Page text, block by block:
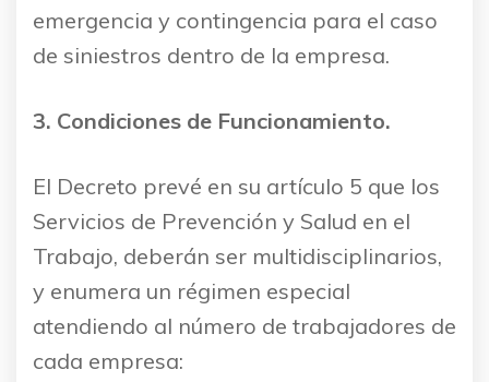
emergencia y contingencia para el caso
de siniestros dentro de la empresa.
3. Condiciones de Funcionamiento.
El Decreto prevé en su artículo 5 que los
Servicios de Prevención y Salud en el
Trabajo, deberán ser multidisciplinarios,
y enumera un régimen especial
atendiendo al número de trabajadores de
cada empresa: